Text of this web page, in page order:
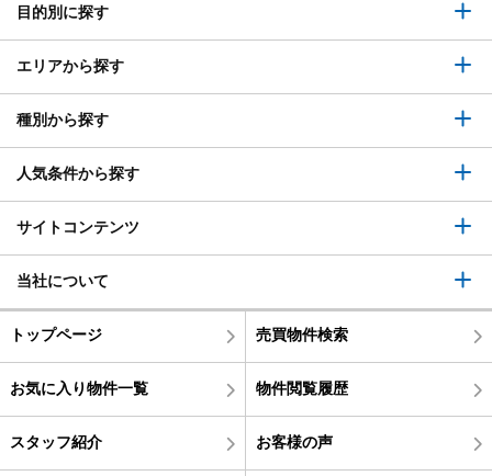
目的別に探す
エリアから探す
種別から探す
人気条件から探す
サイトコンテンツ
当社について
トップページ 売買物件検索
お気に入り物件一覧 物件閲覧履歴
スタッフ紹介 お客様の声